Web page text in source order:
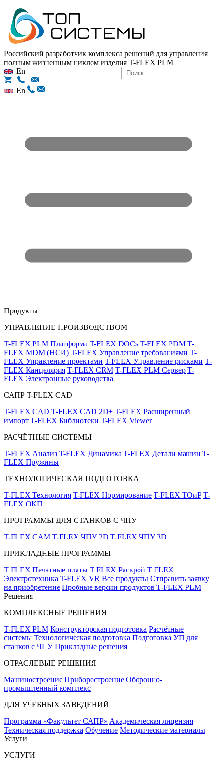
Российский разработчик комплекса решений для управления
полным жизненным циклом изделия T-FLEX PLM
En
En
Продукты
УПРАВЛЕНИЕ ПРОИЗВОДСТВОМ
T-FLEX PLM Платформа T-FLEX DOCs T-FLEX PDM T-
FLEX MDM (НСИ) T-FLEX Управление требованиями T-
FLEX Управление проектами T-FLEX Управление рисками T-
FLEX Канцелярия T-FLEX CRM T-FLEX PLM Сервер T-
FLEX Электронные руководства
САПР T-FLEX CAD
T-FLEX CAD T-FLEX CAD 2D+ T-FLEX Расширенный
импорт T-FLEX Библиотеки T-FLEX Viewer
РАСЧЁТНЫЕ СИСТЕМЫ
T-FLEX Анализ T-FLEX Динамика T-FLEX Детали машин T-
FLEX Пружины
ТЕХНОЛОГИЧЕСКАЯ ПОДГОТОВКА
T-FLEX Технология T-FLEX Нормирование T-FLEX ТОиР T-
FLEX ОКП
ПРОГРАММЫ ДЛЯ СТАНКОВ С ЧПУ
T-FLEX CAM T-FLEX ЧПУ 2D T-FLEX ЧПУ 3D
ПРИКЛАДНЫЕ ПРОГРАММЫ
T-FLEX Печатные платы T-FLEX Раскрой T-FLEX
Электротехника T-FLEX VR Все продукты Отправить заявку
на приобретение Пробные версии продуктов T-FLEX PLM
Решения
КОМПЛЕКСНЫЕ РЕШЕНИЯ
T-FLEX PLM Конструкторская подготовка Расчётные
системы Технологическая подготовка Подготовка УП для
станков с ЧПУ Прикладные решения
ОТРАСЛЕВЫЕ РЕШЕНИЯ
Машиностроение Приборостроение Оборонно-
промышленный комплекс
ДЛЯ УЧЕБНЫХ ЗАВЕДЕНИЙ
Программа «Факультет САПР» Академическая лицензия
Техническая поддержка Обучение Методические материалы
Услуги
УСЛУГИ